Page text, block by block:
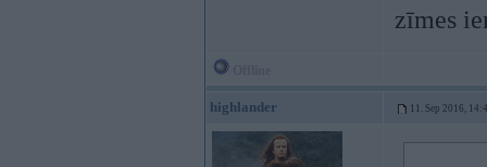
zīmes
highlander 11. Sep 2016,